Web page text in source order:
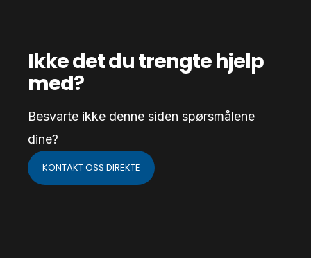
Ikke det du trengte hjelp
med?
Besvarte ikke denne siden spørsmålene
dine?
KONTAKT OSS DIREKTE